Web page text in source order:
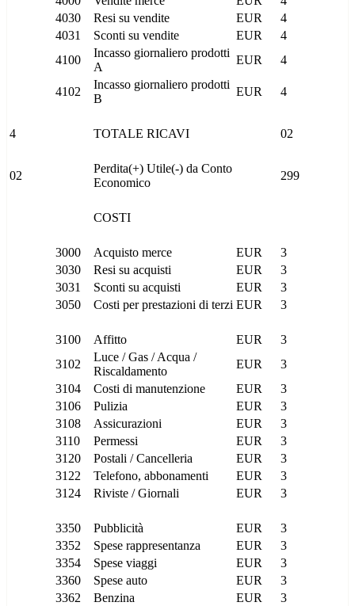
4030
Resi su vendite EUR
4
4031
Sconti su vendite EUR
4
4100
Incasso giornaliero prodotti
A
EUR 4
4102
Incasso giornaliero prodotti
B
EUR 4
4 TOTALE RICAVI 02
02
Perdita(+) Utile(-) da Conto
Economico
299
COSTI
3000 Acquisto merce EUR
3
3030
Resi su acquisti EUR
3
3031
Sconti su acquisti EUR
3
3050
Costi per prestazioni di terzi EUR 3
3100 Affitto EUR
3
3102
Luce / Gas / Acqua /
Riscaldamento
EUR
3
3104
Costi di manutenzione EUR
3
3106
Pulizia EUR
3
3108
Assicurazioni EUR
3
3110
Permessi EUR
3
3120
Postali / Cancelleria EUR
3
3122
Telefono, abbonamenti EUR
3
3124
Riviste / Giornali EUR 3
3350 Pubblicità EUR
3
3352
Spese rappresentanza EUR
3
3354
Spese viaggi EUR
3
3360
Spese auto EUR
3
3362
Benzina EUR 3